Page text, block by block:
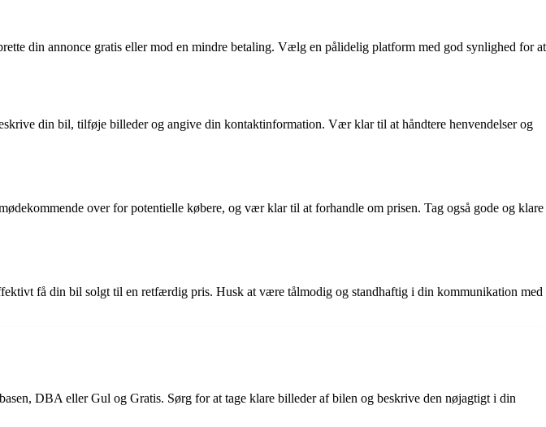
din annonce gratis eller mod en mindre betaling. Vælg en pålidelig platform med god synlighed for at
din bil, tilføje billeder og angive din kontaktinformation. Vær klar til at håndtere henvendelser og
over for potentielle købere, og vær klar til at forhandle om prisen. Tag også gode og klare
få din bil solgt til en retfærdig pris. Husk at være tålmodig og standhaftig i din kommunikation med
DBA eller Gul og Gratis. Sørg for at tage klare billeder af bilen og beskrive den nøjagtigt i din